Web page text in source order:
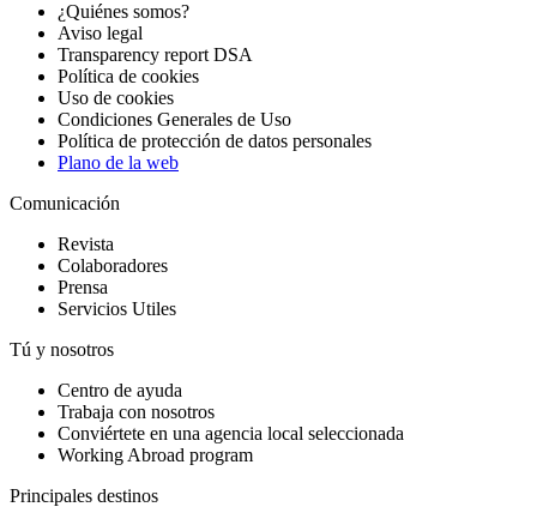
¿Quiénes somos?
Aviso legal
Transparency report DSA
Política de cookies
Uso de cookies
Condiciones Generales de Uso
Política de protección de datos personales
Plano de la web
Comunicación
Revista
Colaboradores
Prensa
Servicios Utiles
Tú y nosotros
Centro de ayuda
Trabaja con nosotros
Conviértete en una agencia local seleccionada
Working Abroad program
Principales destinos